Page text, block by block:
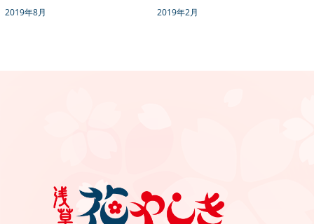
2019年8月 2019年2月